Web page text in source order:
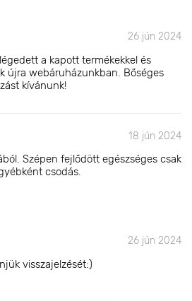
26 jún 2024
a kapott termékekkel és
újra webáruházunkban. Bőséges
kívánunk!
18 jún 2024
Szépen fejlődött egészséges csak
csodás.
26 jún 2024
visszajelzését:)